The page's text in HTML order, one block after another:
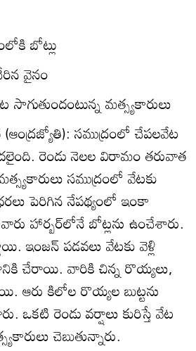
బోట్లు
వైనం
సాగుతుందంటున్న మత్స్యకారులు
సముద్రంలో చేపలవేట
రెండు నెలల విరామం తరువాత
సముద్రంలో వేటకు
పెరిగిన నేపథ్యంలో ఇంకా
హార్బర్‌లోనే బోట్లను ఉంచేశారు.
ఇంజన్‌ పడవలు వేటకు వెళ్లి
చేరాయి. వారికి చిన్న రొయ్యలు,
ఆరు కిలోల రొయ్యల బుట్టను
ఒకటి రెండు వర్షాలు కురిస్తే వేట
చెబుతున్నారు.